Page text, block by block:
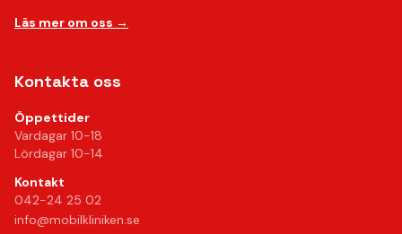
Läs mer om oss →
Kontakta oss
Öppettider
Vardagar 10-18
Lördagar 10-14
Kontakt
042-24 25 02
info@mobilkliniken.se